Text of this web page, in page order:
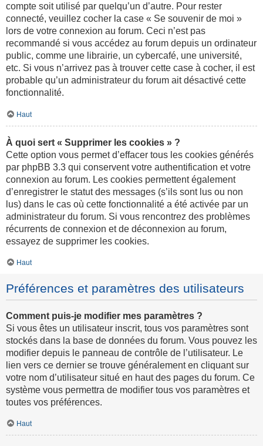
compte soit utilisé par quelqu’un d’autre. Pour rester
connecté, veuillez cocher la case « Se souvenir de moi »
lors de votre connexion au forum. Ceci n’est pas
recommandé si vous accédez au forum depuis un ordinateur
public, comme une librairie, un cybercafé, une université,
etc. Si vous n’arrivez pas à trouver cette case à cocher, il est
probable qu’un administrateur du forum ait désactivé cette
fonctionnalité.
Haut
À quoi sert « Supprimer les cookies » ?
Cette option vous permet d’effacer tous les cookies générés
par phpBB 3.3 qui conservent votre authentification et votre
connexion au forum. Les cookies permettent également
d’enregistrer le statut des messages (s’ils sont lus ou non
lus) dans le cas où cette fonctionnalité a été activée par un
administrateur du forum. Si vous rencontrez des problèmes
récurrents de connexion et de déconnexion au forum,
essayez de supprimer les cookies.
Haut
Préférences et paramètres des utilisateurs
Comment puis-je modifier mes paramètres ?
Si vous êtes un utilisateur inscrit, tous vos paramètres sont
stockés dans la base de données du forum. Vous pouvez les
modifier depuis le panneau de contrôle de l’utilisateur. Le
lien vers ce dernier se trouve généralement en cliquant sur
votre nom d’utilisateur situé en haut des pages du forum. Ce
système vous permettra de modifier tous vos paramètres et
toutes vos préférences.
Haut